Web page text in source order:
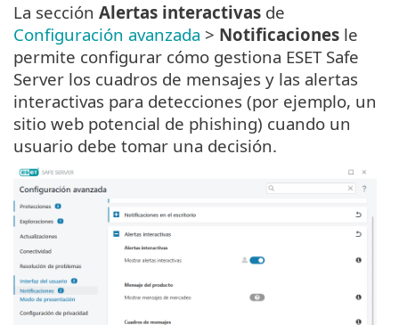
La sección Alertas interactivas de
Configuración avanzada > Notificaciones le
permite configurar cómo gestiona ESET Safe
Server los cuadros de mensajes y las alertas
interactivas para detecciones (por ejemplo, un
sitio web potencial de phishing) cuando un
usuario debe tomar una decisión.